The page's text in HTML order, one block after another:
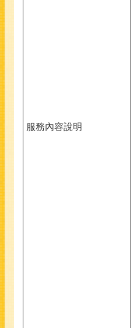
服務內容說明